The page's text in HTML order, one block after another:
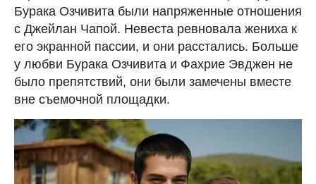
Бурака Озчивита были напряженные отношения
с Джейлан Чапой. Невеста ревновала жениха к
его экранной пассии, и они расстались. Больше
у любви Бурака Озчивита и Фахрие Эвджен не
было препятствий, они были замечены вместе
вне съемочной площадки.